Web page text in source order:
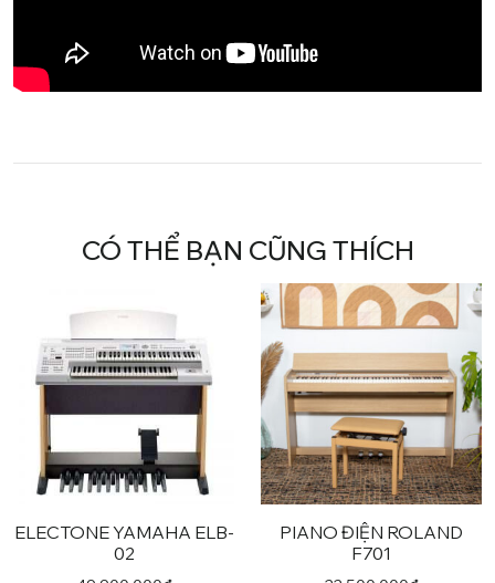
CÓ THỂ BẠN CŨNG THÍCH
ELECTONE YAMAHA ELB-
02
PIANO ĐIỆN ROLAND
F701